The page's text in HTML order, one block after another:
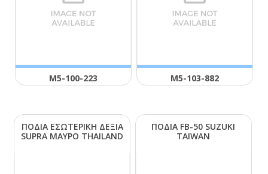
Μ5-100-223 Μ5-103-882
ΠΟΔΙΑ ΕΣΩΤΕΡΙΚΗ ΔΕΞΙΑ
SUΡRΑ ΜΑΥΡΟ ΤΗΑΙLΑΝD
ΠΟΔΙΑ FΒ-50 SUΖUΚΙ
ΤΑΙWΑΝ